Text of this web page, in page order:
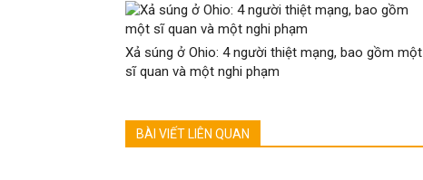
Xả súng ở Ohio: 4 người thiệt mạng, bao gồm một
sĩ quan và một nghi phạm
BÀI VIẾT LIÊN QUAN